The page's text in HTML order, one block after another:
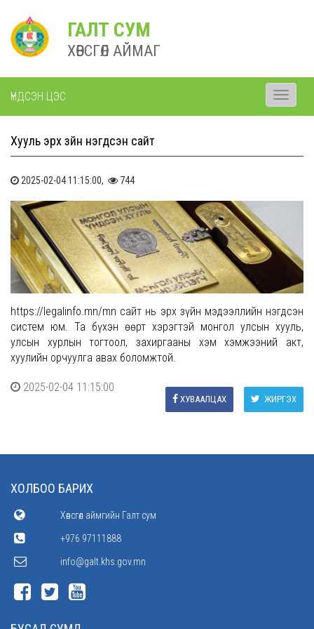
ГАЛТ СУМ
ХӨВСГӨЛ АЙМАГ
ҮНДСЭН ЦЭС
Toggle
Хууль эрх зүйн нэгдсэн сайт
2025-02-04 11:15:00, 744
https://legalinfo.mn/mn сайт нь эрх зүйн мэдээллийн нэгдсэн
систем юм. Та бүхэн өөрт хэрэгтэй монгол улсын хууль,
улсын хурлын тогтоол, захиргааны хэм хэмжээний акт,
хуулийн орчуулга авах боломжтой.
2025-02-04 11:15:00
ЖИРГЭХ
ХУВААЛЦАХ
ХОЛБОО БАРИХ
Хөвсгөл аймгийн Галт сум
+976 97111888
info@galt.khs.gov.mn